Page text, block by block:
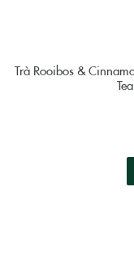
Trà Rooibos &